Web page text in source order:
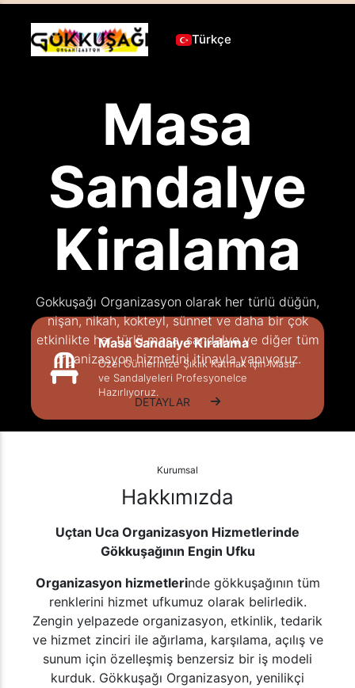
Türkçe
Masa
Sandalye
Kiralama
Gokkuşağı Organizasyon olarak her türlü düğün,
nişan, nikah, kokteyl, sünnet ve daha bir çok
etkinlikte her türlü masa, sandalye ve diğer tüm
organizasyon hizmetini itinayla yapıyoruz.
DETAYLAR
Masa Sandalye Kiralama
Özel Günlerinize Şıklık Katmak için Masa
ve Sandalyeleri Profesyonelce
Hazırlıyoruz.
Kurumsal
Hakkımızda
Uçtan Uca Organizasyon Hizmetlerinde
Gökkuşağının Engin Ufku
Organizasyon hizmetlerinde gökkuşağının tüm
renklerini hizmet ufkumuz olarak belirledik.
Zengin yelpazede organizasyon, etkinlik, tedarik
ve hizmet zinciri ile ağırlama, karşılama, açılış ve
sunum için özelleşmiş benzersiz bir iş modeli
kurduk. Gökkuşağı Organizasyon, yenilikçi